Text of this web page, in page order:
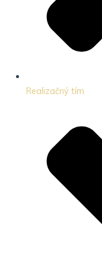
Realizačný tím